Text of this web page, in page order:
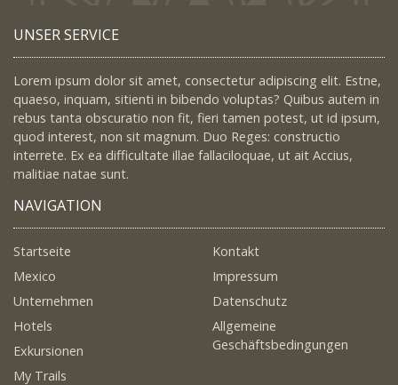
UNSER SERVICE
Lorem ipsum dolor sit amet, consectetur adipiscing elit. Estne,
quaeso, inquam, sitienti in bibendo voluptas? Quibus autem in
rebus tanta obscuratio non fit, fieri tamen potest, ut id ipsum,
quod interest, non sit magnum. Duo Reges: constructio
interrete. Ex ea difficultate illae fallaciloquae, ut ait Accius,
malitiae natae sunt.
NAVIGATION
Startseite
Mexico
Unternehmen
Hotels
Exkursionen
My Trails
Kontakt
Impressum
Datenschutz
Allgemeine
Geschäftsbedingungen